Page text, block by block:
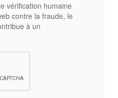
vérification humaine
contre la fraude, le
à un